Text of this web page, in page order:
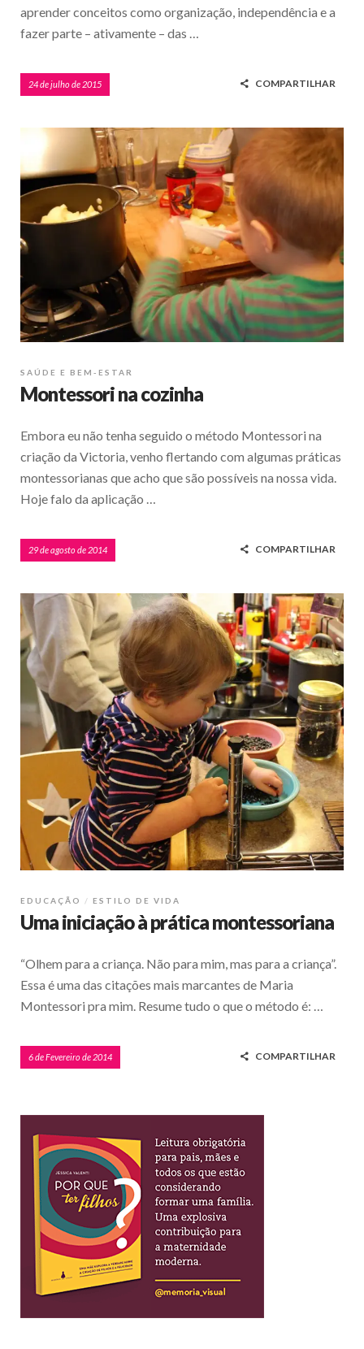
aprender conceitos como organização, independência e a
fazer parte – ativamente – das …
24 de julho de 2015 COMPARTILHAR
SAÚDE E BEM-ESTAR
Montessori na cozinha
Embora eu não tenha seguido o método Montessori na
criação da Victoria, venho flertando com algumas práticas
montessorianas que acho que são possíveis na nossa vida.
Hoje falo da aplicação …
29 de agosto de 2014 COMPARTILHAR
EDUCAÇÃO ESTILO DE VIDA
Uma iniciação à prática montessoriana
“Olhem para a criança. Não para mim, mas para a criança”.
Essa é uma das citações mais marcantes de Maria
Montessori pra mim. Resume tudo o que o método é: …
6 de Fevereiro de 2014 COMPARTILHAR